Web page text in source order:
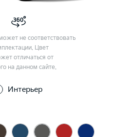
не соответствовать
Цвет
отличаться от
на данном сайте.
Интерьер